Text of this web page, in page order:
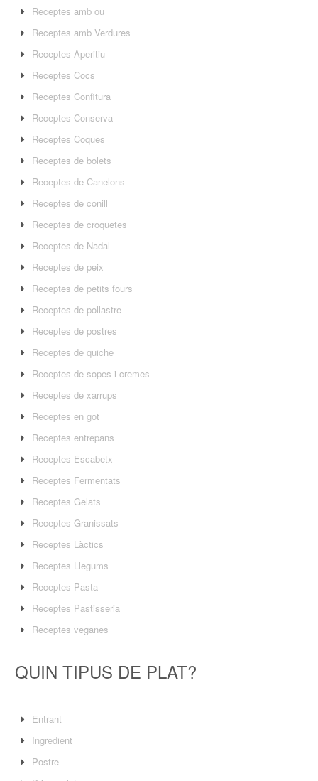
Receptes amb ou
Receptes amb Verdures
Receptes Aperitiu
Receptes Cocs
Receptes Confitura
Receptes Conserva
Receptes Coques
Receptes de bolets
Receptes de Canelons
Receptes de conill
Receptes de croquetes
Receptes de Nadal
Receptes de peix
Receptes de petits fours
Receptes de pollastre
Receptes de postres
Receptes de quiche
Receptes de sopes i cremes
Receptes de xarrups
Receptes en got
Receptes entrepans
Receptes Escabetx
Receptes Fermentats
Receptes Gelats
Receptes Granissats
Receptes Làctics
Receptes Llegums
Receptes Pasta
Receptes Pastisseria
Receptes veganes
QUIN TIPUS DE PLAT?
Entrant
Ingredient
Postre